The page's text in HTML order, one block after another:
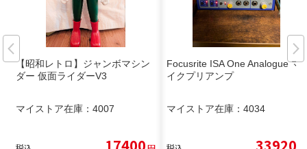
【昭和レトロ】ジャンボマシン
ダー 仮面ライダーV3
マイストア在庫： 4007
Focusrite ISA One Analogue マ
イクプリアンプ
マイストア在庫： 4034